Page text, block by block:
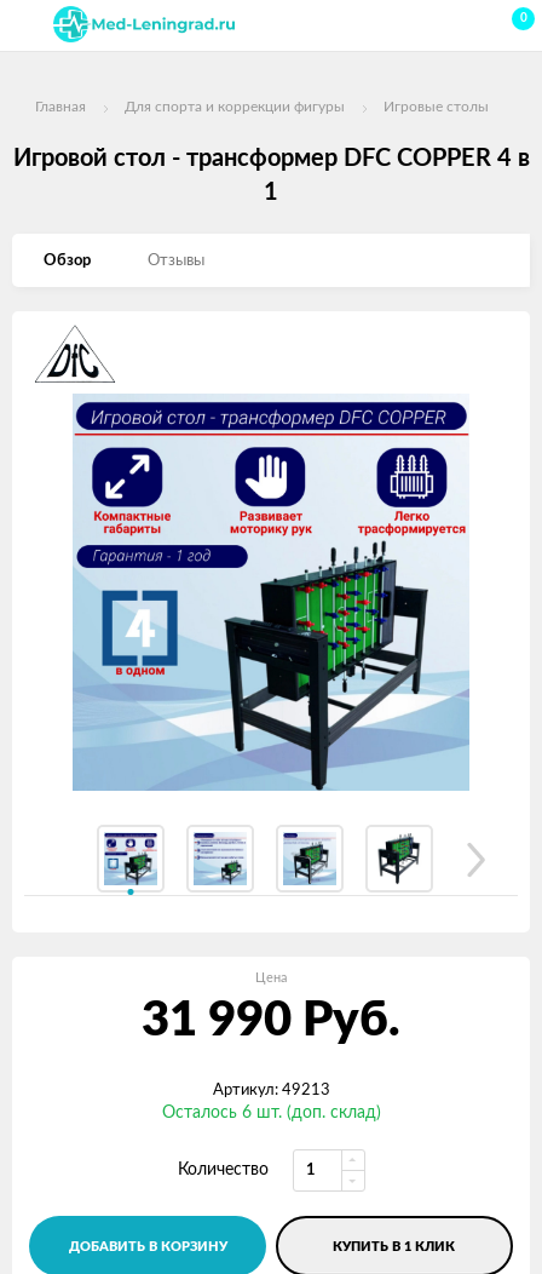
0
Главная Для спорта и коррекции фигуры Игровые столы
Игровой стол - трансформер DFC COPPER 4 в
1
Обзор Отзывы
Изображения
Цена
31 990 Руб.
Артикул: 49213
Осталось 6 шт. (доп. склад)
Количество
ДОБАВИТЬ В КОРЗИНУ КУПИТЬ В 1 КЛИК